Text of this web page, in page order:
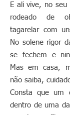
E ali vive, no
rodeado de
tagarelar com
No solene rigor
se fechem e
Mas em casa,
não saiba,
Consta que um
dentro de uma